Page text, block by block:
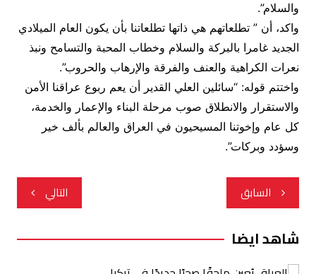
والسلام”.
واكد، أن ” تطلعاتهم هي ذاتها تطلعاتنا بأن يكون العام الميلادي
الجديد غامرا بالبركة والسلام وخطاب المحبة والتسامح ونبذ
نعرات الكراهية والعنف والفرقة والإرهاب والحروب”.
واختتم قوله: “سائلين العلي القدير أن يعم ربوع عراقنا الأمن
والاستقرار والانطلاق صوب مرحلة البناء والإعمار والخدمة،
كل عام وإخوتنا المسيحيون في العراق والعالم بألف خير
وسؤدد وبركات”.
تصفّح
المقالات
السابق التالي
شاهد ايضا